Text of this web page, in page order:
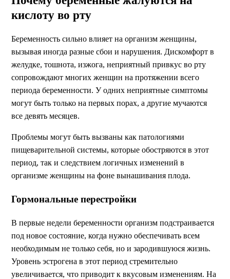
кислоту во рту
Беременность сильно влияет на организм женщины,
вызывая иногда разные сбои и нарушения. Дискомфорт в
желудке, тошнота, изжога, неприятный привкус во рту
сопровождают многих женщин на протяжении всего
периода беременности. У одних неприятные симптомы
могут быть только на первых порах, а другие мучаются
все девять месяцев.
Проблемы могут быть вызваны как патологиями
пищеварительной системы, которые обостряются в этот
период, так и следствием логичных изменений в
организме женщины на фоне вынашивания плода.
Гормональные перестройки
В первые недели беременности организм подстраивается
под новое состояние, когда нужно обеспечивать всем
необходимым не только себя, но и зародившуюся жизнь.
Уровень эстрогена в этот период стремительно
увеличивается, что приводит к вкусовым изменениям. На